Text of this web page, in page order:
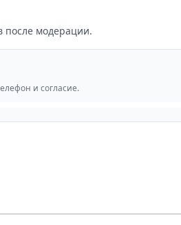
после модерации.
и согласие.